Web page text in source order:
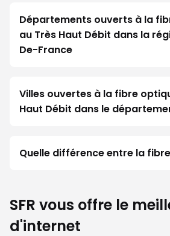
Départements ouverts à la
au Très Haut Débit dans la
De-France
Villes ouvertes à la fibre
Haut Débit dans le
Quelle différence entre la fibre
SFR vous offre le
d'internet